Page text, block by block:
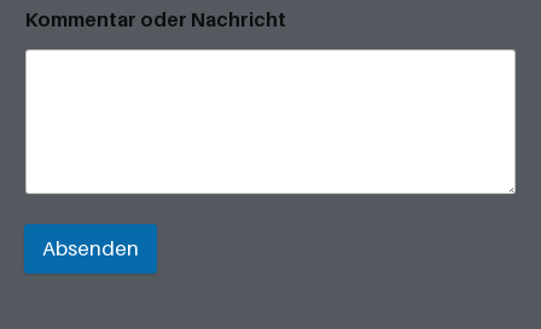
Kommentar oder Nachricht
Absenden